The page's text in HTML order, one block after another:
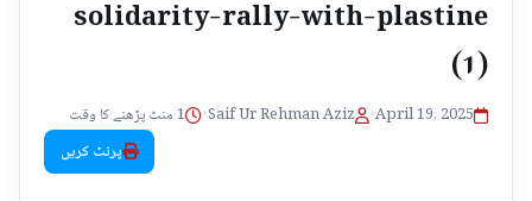
(1)
April 19, 2025
•
Saif Ur Rehman Aziz
•
1 منٹ پڑھنے کا وقت
پرنٹ کریں